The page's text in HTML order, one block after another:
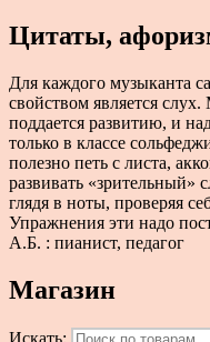
Цитаты,
Для каждого музыканта
свойством является
поддается развитию, и
только в классе
полезно петь с листа,
развивать «зрительный»
глядя в ноты, проверяя
Упражнения эти надо
А.Б. : пианист, педагог
Магазин
Искать: